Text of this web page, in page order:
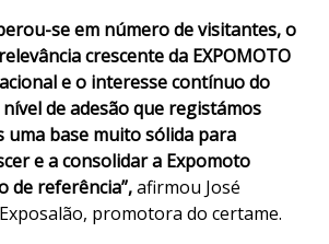
se em número de visitantes, o
crescente da EXPOMOTO
e o interesse contínuo do
de adesão que registámos
uma base muito sólida para
e a consolidar a Expomoto
de referência”,afirmou José
Exposalão, promotora do certame.